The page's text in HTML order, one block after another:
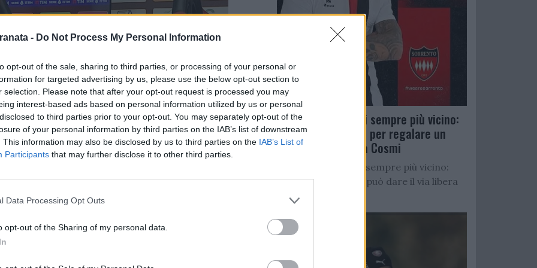
- Do Not Process My Personal Information
opt-out of the sale, sharing to third parties, or processing of your personal or
for targeted advertising by us, please use the below opt-out section to
selection. Please note that after your opt-out request is processed you may
interest-based ads based on personal information utilized by us or personal
to third parties prior to your opt-out. You may separately opt-out of the
of your personal information by third parties on the IAB’s list of downstream
This information may also be disclosed by us to third parties on the IAB’s List of
Participants that may further disclose it to other third parties.
Data Processing Opt Outs
opt-out of the Sharing of my personal data.
ma dobbiamo migliorare
resettare velocemente la gara con la
che sarà molto difficile. Il Lecce
molto poco, hanno un’idea di gioco
Dobbiamo essere bravi e determinati,
Stiamo lavorando molto
Salernitana, D’Ursi sempre più vicino:
Faggiano accelera per regalare un
altro attaccante a Cosmi
Salernitana, D’Ursi sempre più vicino:
Starita al Sorrento può dare il via libera
all’operazione